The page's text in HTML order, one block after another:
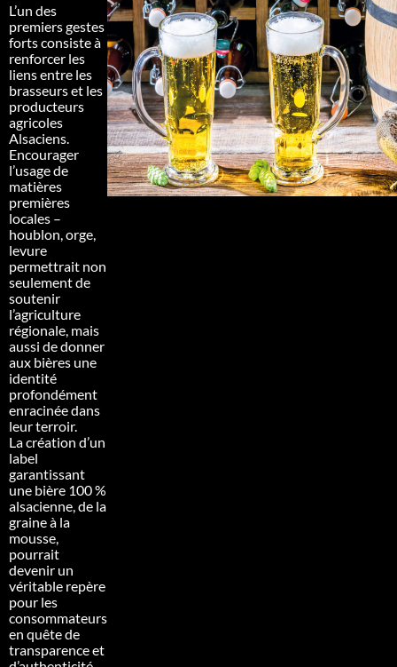
L’un des
premiers gestes
forts consiste à
renforcer les
liens entre les
brasseurs et les
producteurs
agricoles
Alsaciens.
Encourager
l’usage de
matières
premières
locales –
houblon, orge,
levure
permettrait non
seulement de
soutenir
l’agriculture
régionale, mais
aussi de donner
aux bières une
identité
profondément
enracinée dans
leur terroir.
La création d’un
label
garantissant
une bière 100 %
alsacienne, de la
graine à la
mousse,
pourrait
devenir un
véritable repère
pour les
consommateurs
en quête de
transparence et